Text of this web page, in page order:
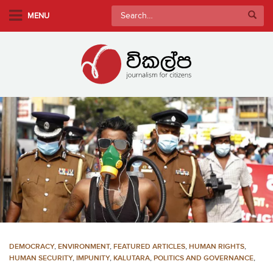
m
a
i
n
o
e
MENU
Search
for:
DEMOCRACY, ENVIRONMENT, FEATURED ARTICLES, HUMAN RIGHTS,
HUMAN SECURITY, IMPUNITY, KALUTARA, POLITICS AND GOVERNANCE,